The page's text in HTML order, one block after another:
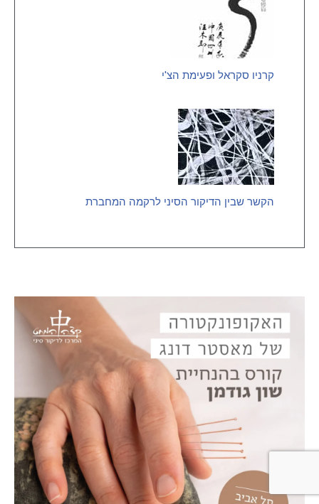
קרניו סקראל ופעימת הצ'י
הקשר שבין הדיקור הסיני לרקמה המחברת